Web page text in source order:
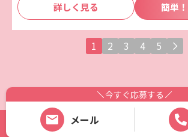
今すぐ応募する
メール
詳しく見る 簡単
1 2 3 4 5
Copyright (C) 株式会社魚初.recruit. All Rights